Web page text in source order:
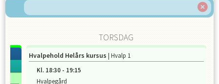
TORSDAG
Hvalpehold Helårs kursus | Hvalp 1
Kl. 18:30 - 19:15
Hvalpegård